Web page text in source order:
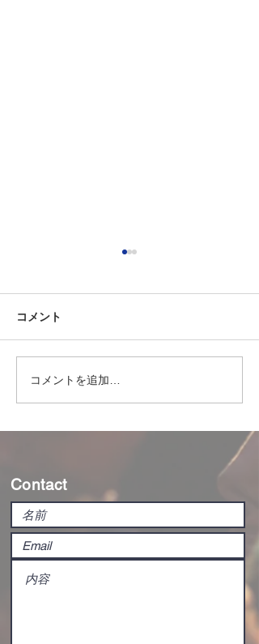
無料ライブ配信ソフト
「OBS」を使い倒す！基
コメント
コメントを追加…
Contact